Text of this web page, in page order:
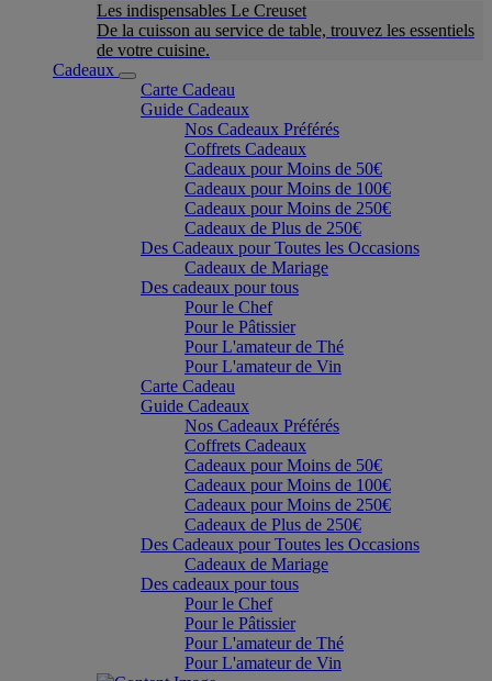
Les indispensables Le Creuset
De la cuisson au service de table, trouvez les essentiels
de votre cuisine.
Cadeaux
Carte Cadeau
Guide Cadeaux
Nos Cadeaux Préférés
Coffrets Cadeaux
Cadeaux pour Moins de 50€
Cadeaux pour Moins de 100€
Cadeaux pour Moins de 250€
Cadeaux de Plus de 250€
Des Cadeaux pour Toutes les Occasions
Cadeaux de Mariage
Des cadeaux pour tous
Pour le Chef
Pour le Pâtissier
Pour L'amateur de Thé
Pour L'amateur de Vin
Carte Cadeau
Guide Cadeaux
Nos Cadeaux Préférés
Coffrets Cadeaux
Cadeaux pour Moins de 50€
Cadeaux pour Moins de 100€
Cadeaux pour Moins de 250€
Cadeaux de Plus de 250€
Des Cadeaux pour Toutes les Occasions
Cadeaux de Mariage
Des cadeaux pour tous
Pour le Chef
Pour le Pâtissier
Pour L'amateur de Thé
Pour L'amateur de Vin